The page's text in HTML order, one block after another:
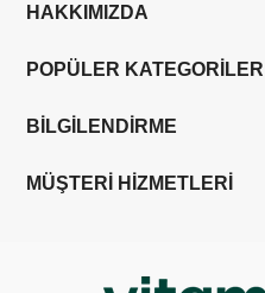
HAKKIMIZDA
POPÜLER KATEGORİLER
BİLGİLENDİRME
MÜŞTERİ HİZMETLERİ